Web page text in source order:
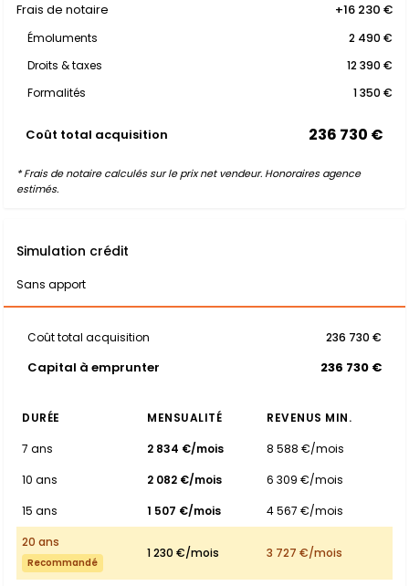
Frais de notaire +16 230 €
Émoluments
2 490 €
Droits & taxes
12 390 €
Formalités
1 350 €
Coût total acquisition 236 730 €
* Frais de notaire calculés sur le prix net vendeur. Honoraires agence
estimés.
Simulation crédit
Sans apport
Coût total acquisition 236 730 €
Capital à emprunter 236 730 €
DURÉE MENSUALITÉ
REVENUS MIN.
7 ans
2 834 €/mois
8 588 €/mois
10 ans
2 082 €/mois
6 309 €/mois
15 ans
1 507 €/mois
4 567 €/mois
20 ans
Recommandé
1 230 €/mois 3 727 €/mois